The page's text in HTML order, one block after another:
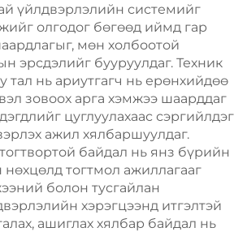
үйлдвэрлэлийн системийг
олгодог бөгөөд иймд гар
мөн холбоотой
эрсдэлийг бууруулдаг. Техник
тал нь ариутгагч нь ерөнхийдөө
зовоох арга хэмжээ шаарддаг
цуглуулахаас сэргийлдэг
ажил хялбаршуулдаг.
байдал нь янз бүрийн
тогтмол ажиллагааг
болон тусгайлан
хэрэгцээнд итгэлтэй
ашиглах хялбар байдал нь